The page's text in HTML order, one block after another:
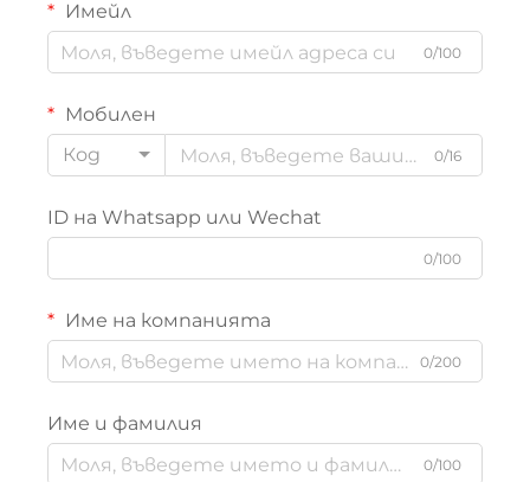
Имейл
0/100
Мобилен
Код
0/16
ID на Whatsapp или Wechat
0/100
Име на компанията
0/200
Име и фамилия
0/100